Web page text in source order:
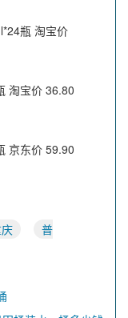
瓶 淘宝价
淘宝价 36.80
京东价 59.90
普